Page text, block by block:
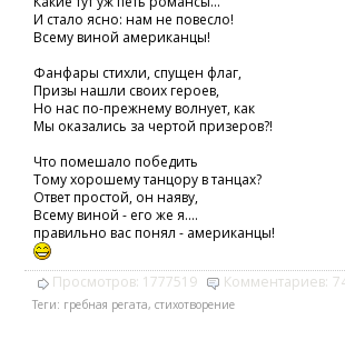
И стало ясно: нам не повесло!
Всему виной американцы!
Фанфары стихли, спущен флаг,
Призы нашли своих героев,
Но нас по-прежнему волнует, как
Мы оказались за чертой призеров?!
Что помешало победить
Тому хорошему танцору в танцах?
Ответ простой, он наяву,
Всему виной - его же я....
правильно вас понял - американцы!
Просмотров: 1777519 Комментариев:
Теги: гребная регата, стихотворение